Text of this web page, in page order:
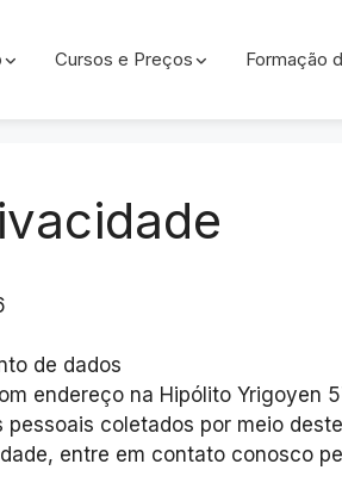
Cursos e Preços Formação
de dados
endereço na Hipólito Yrigoyen
coletados por meio
entre em contato conosco